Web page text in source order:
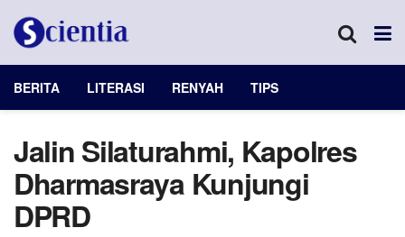
BERITA LITERASI RENYAH TIPS
Jalin Silaturahmi, Kapolres
Dharmasraya Kunjungi
DPRD